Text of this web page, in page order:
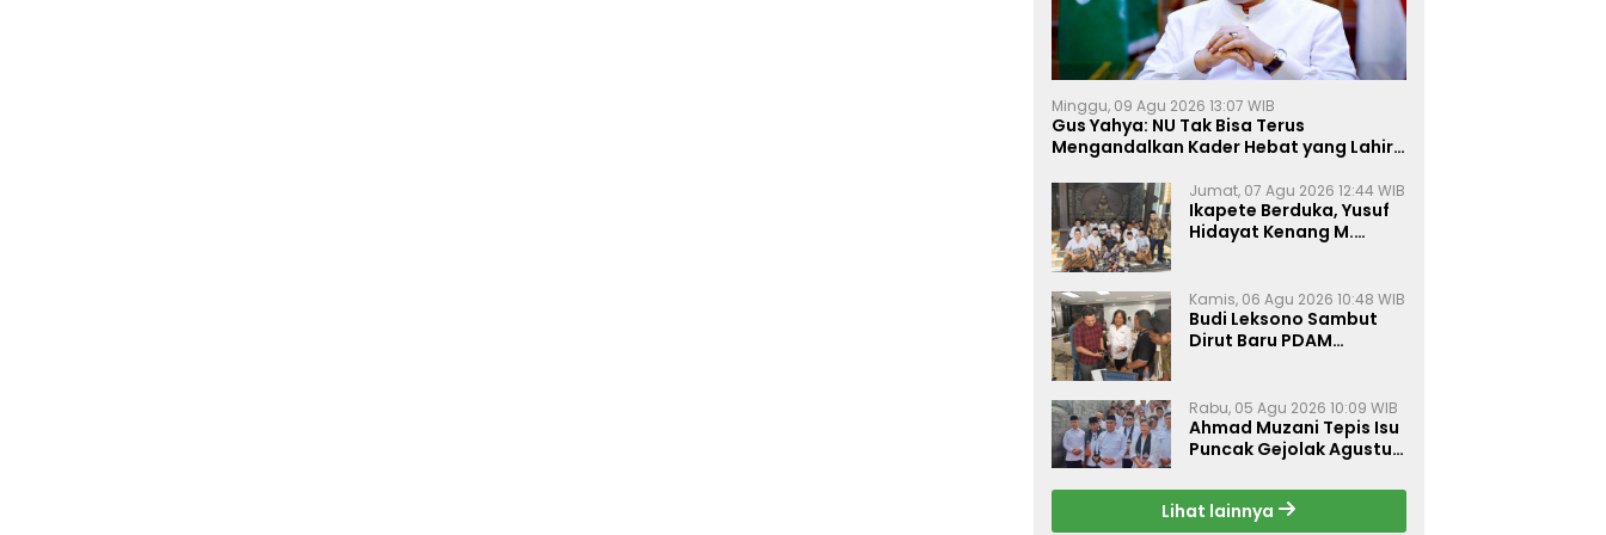
Minggu, 09 Agu 2026 13:07 WIB
Gus Yahya: NU Tak Bisa Terus
Mengandalkan Kader Hebat yang Lahir
Jumat, 07 Agu 2026 12:44 WIB
Ikapete Berduka, Yusuf
Hidayat Kenang M.
Sesama Alumni
Tebuireng
Kamis, 06 Agu 2026 10:48 WIB
Budi Leksono Sambut
Dirut Baru PDAM
Makin Prima
Rabu, 05 Agu 2026 10:09 WIB
Ahmad Muzani Tepis Isu
Puncak Gejolak Agustus
Perkuat Persatuan
Lihat lainnya